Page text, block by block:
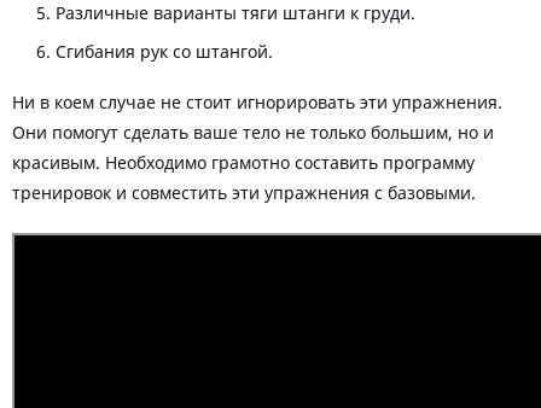
Различные варианты тяги штанги к груди.
Сгибания рук со штангой.
Ни в коем случае не стоит игнорировать эти упражнения.
Они помогут сделать ваше тело не только большим, но и
красивым. Необходимо грамотно составить программу
тренировок и совместить эти упражнения с базовыми.